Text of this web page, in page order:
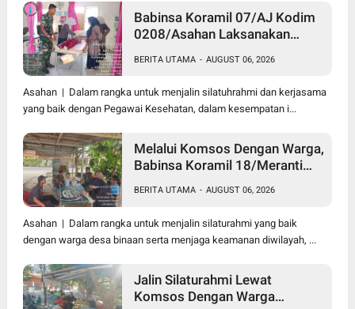
Babinsa Koramil 07/AJ Kodim
0208/Asahan Laksanakan
Pegawai Kesehatan Di
Puskesmas
BERITA UTAMA - AUGUST 06, 2026
Asahan | Dalam rangka untuk menjalin silatuhrahmi dan kerjasama
yang baik dengan Pegawai Kesehatan, dalam kesempatan i...
Melalui Komsos Dengan Warga,
Babinsa Koramil 18/Meranti
Jaga ebersihan Dan Kamtibmas
BERITA UTAMA - AUGUST 06, 2026
Asahan | Dalam rangka untuk menjalin silaturahmi yang baik
dengan warga desa binaan serta menjaga keamanan diwilayah, ...
Jalin Silaturahmi Lewat
Komsos Dengan Warga